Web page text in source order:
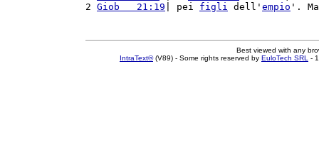
2 Giob   21:19 | pei figli dell' empio '.
Best viewed with any
IntraText®(V89) - Some rights reserved by EuloTech SRL -